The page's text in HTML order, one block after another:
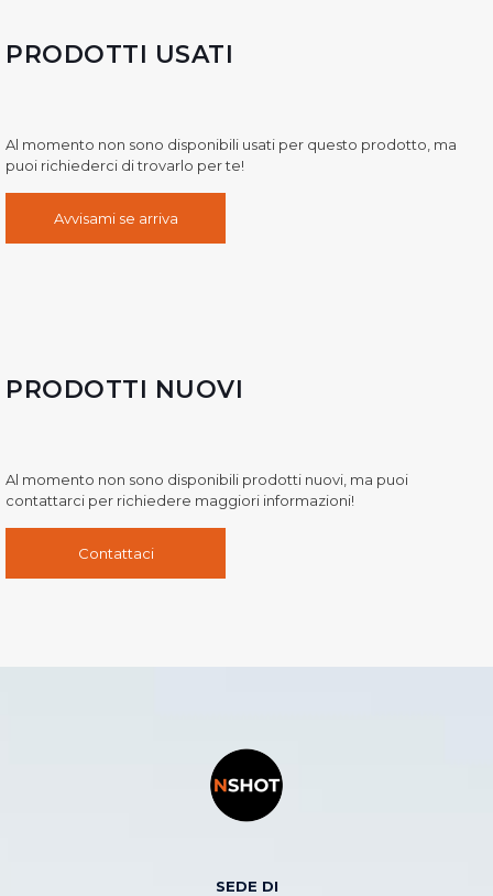
PRODOTTI USATI
Al momento non sono disponibili usati per questo prodotto, ma
puoi richiederci di trovarlo per te!
Avvisami se arriva
PRODOTTI NUOVI
Al momento non sono disponibili prodotti nuovi, ma puoi
contattarci per richiedere maggiori informazioni!
Contattaci
SEDE DI